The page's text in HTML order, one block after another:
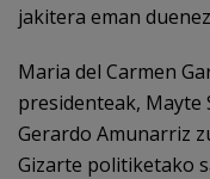
jakitera eman
Maria del Carmen
presidenteak, Mayte
Gerardo Amunarriz
Gizarte politiketako